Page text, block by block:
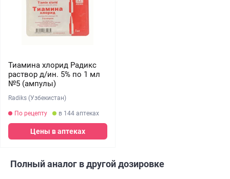
Тиамина хлорид Радикс
раствор д/ин. 5% по 1 мл
№5 (ампулы)
Radiks (Узбекистан)
По рецепту в 144 аптеках
Цены в аптеках
Полный аналог в другой дозировке